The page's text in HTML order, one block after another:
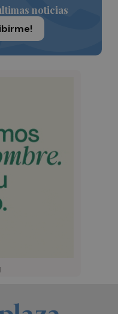
noticias